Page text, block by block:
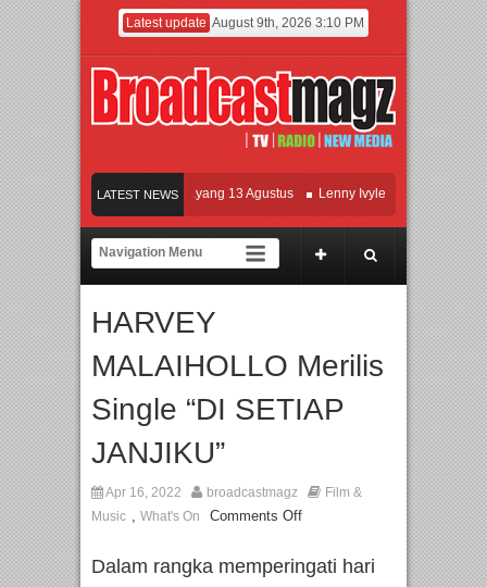
Latest update August 9th, 2026 3:10 PM
LATEST NEWS
Film KETOK MEJIK Siap Tayang 13 Agustus Lenny Ivylen: 26 Tahun Jaga
UI dan Universitas Agung Podomoro Jalin Kerja Sama Pendidikan dan Riset
HARVEY
MALAIHOLLO Merilis
Single “DI SETIAP
JANJIKU”
Apr 16, 2022 broadcastmagz
Film &
Music , What's On Comments Off
Dalam rangka memperingati hari